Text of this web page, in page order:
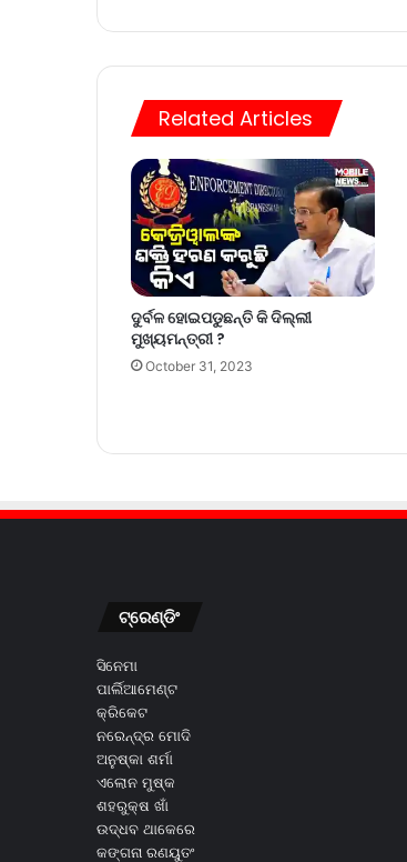
Related Articles
ଦୁର୍ବଳ ହୋଇପଡୁଛନ୍ତି କି ଦିଲ୍ଲୀ
ମୁଖ୍ୟମନ୍ତ୍ରୀ ?
October 31, 2023
ଟ୍ରେଣ୍ଡିଂ
ସିନେମା
ପାର୍ଲିଆମେଣ୍ଟ
କ୍ରିକେଟ
ନରେନ୍ଦ୍ର ମୋଦି
ଅନୁଷ୍କା ଶର୍ମା
ଏଲୋନ ମୁଷ୍କ
ଶହରୁକ୍ଷ ଖାଁ
ଉଦ୍ଧବ ଥାକେରେ
କଙ୍ଗନା ରଣୟୁତଂ